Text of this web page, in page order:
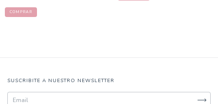
COMPRAR
SUSCRIBITE A NUESTRO NEWSLETTER